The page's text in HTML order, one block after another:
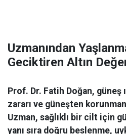
Uzmanından
Geciktiren Altın
Prof. Dr. Fatih Doğan, güneş
zararı ve güneşten
Uzman, sağlıklı bir cilt için
yanı sıra doğru beslenme,